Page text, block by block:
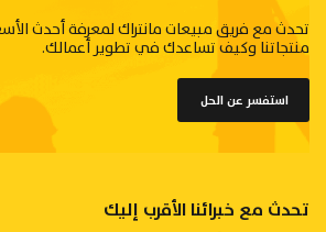
تحدث مع فريق مبيعات مانتراك لمعرفة أحدث
منتجاتنا وكيف تساعدك في تطوير أعمالك.
استفسر عن الحل
تحدث مع خبرائنا الأقرب إليك